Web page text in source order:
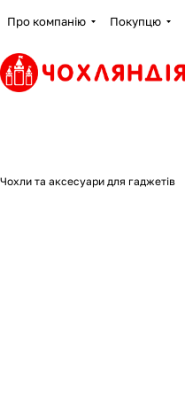
Про компанію Покупцю
Чохли та аксесуари для гаджетів